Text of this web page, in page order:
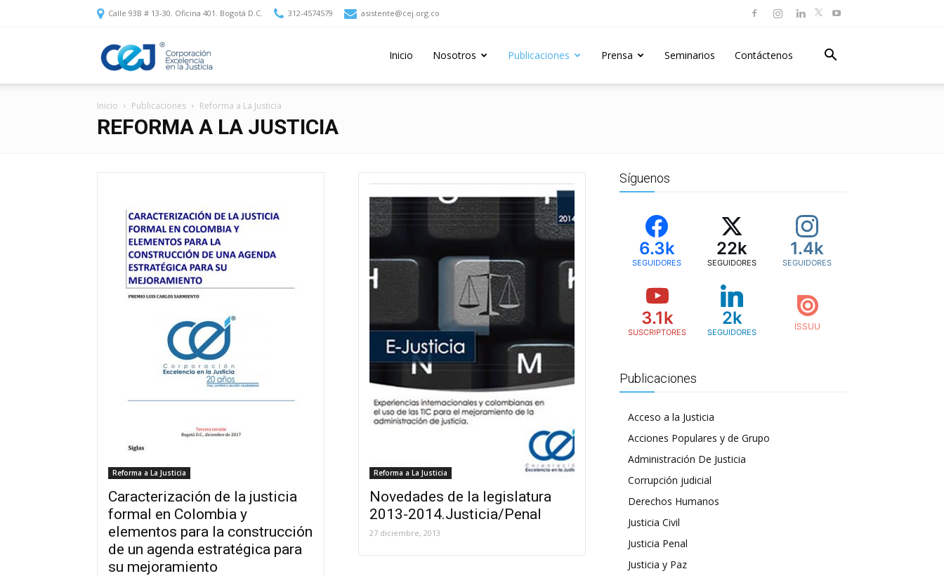
Calle 93B # 13-30. Oficina 401. Bogotá D.C. 312-4574579 asistente@cej.org.co
Excelencia
la
Inicio Nosotros Publicaciones Prensa Seminarios Contáctenos
Inicio Publicaciones Reforma a La Justicia
REFORMA A LA JUSTICIA
Reforma a La Justicia
Caracterización de la justicia
formal en Colombia y
elementos para la construcción
de un agenda estratégica para
su mejoramiento
Reforma a La Justicia
Novedades de la legislatura
2013-2014.Justicia/Penal
27 diciembre, 2013
Síguenos
6.3k
SEGUIDORES
22k
SEGUIDORES
1.4k
SEGUIDORES
3.1k
SUSCRIPTORES
2k
SEGUIDORES
Publicaciones
Acceso a la Justicia
Acciones Populares y de Grupo
Administración De Justicia
Corrupción judicial
Derechos Humanos
Justicia Civil
Justicia Penal
Justicia y Paz